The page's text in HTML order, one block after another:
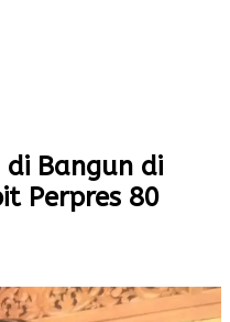
di Bangun di
Perpres 80